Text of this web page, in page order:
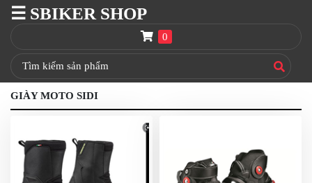
☰ SBIKER SHOP
0
SBIKER
TRANG
CHỦ
THÙNG
GIVI
BAGA
GIVI
HRX
GIÀY MOTO SIDI